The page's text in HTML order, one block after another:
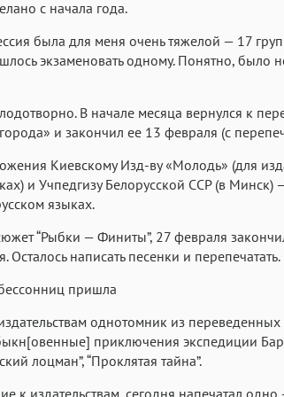
Аа Аа
Fira Sans
San Francisco SF Serif
Neue
Аа
Arial Аа
Georgia
Аа Аа
с начала года.
была для меня очень тяжелой — 17
экзаменовать одному. Понятно, было
В начале месяца вернулся к
и закончил ее 13 февраля (с
Киевскому Изд-ву «Молодь» (для
и Учпедгизу Белорусской ССР (в Минск)
языках.
“Рыбки — Финиты”, 27 февраля
написать песенки и перепечатать.
пришла
однотомник из
приключения экспедиции
лоцман”, “Проклятая тайна”.
к издательствам, сегодня напечатал одно